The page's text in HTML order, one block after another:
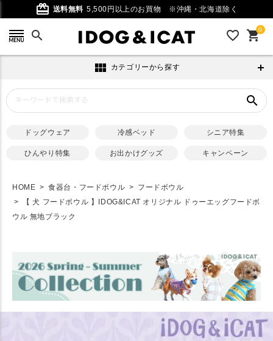
card_giftcard 送料無料 5,500円以上のお買物 ※沖縄・北海道除く
search favorite_outline 0
shopping_cart
view_module カテゴリーから探す
search
ドッグウェア 冷感ベッド シニア特集
ひんやり特集 お出かけグッズ キャンペーン
HOME 食器台・フードボウル
フードボウル
【 犬 フードボウル 】IDOG&ICAT オリジナル ドゥーエッグフードボ
ウル 無地ブラック